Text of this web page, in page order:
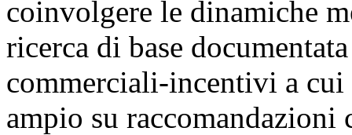
coinvolgere le dinamiche
ricerca di base
commerciali-incentivi a
ampio su raccomandazioni